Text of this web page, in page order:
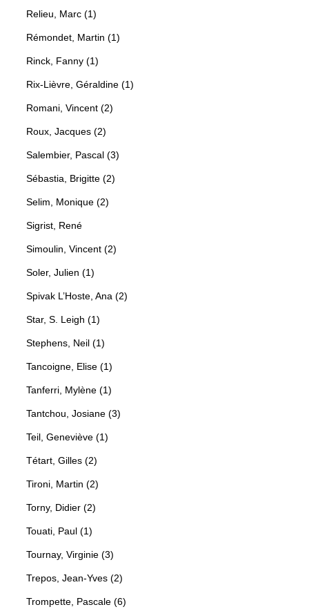
Relieu, Marc (1)
Rémondet, Martin (1)
Rinck, Fanny (1)
Rix-Lièvre, Géraldine (1)
Romani, Vincent (2)
Roux, Jacques (2)
Salembier, Pascal (3)
Sébastia, Brigitte (2)
Selim, Monique (2)
Sigrist, René
Simoulin, Vincent (2)
Soler, Julien (1)
Spivak L’Hoste, Ana (2)
Star, S. Leigh (1)
Stephens, Neil (1)
Tancoigne, Elise (1)
Tanferri, Mylène (1)
Tantchou, Josiane (3)
Teil, Geneviève (1)
Tétart, Gilles (2)
Tironi, Martin (2)
Torny, Didier (2)
Touati, Paul (1)
Tournay, Virginie (3)
Trepos, Jean-Yves (2)
Trompette, Pascale (6)